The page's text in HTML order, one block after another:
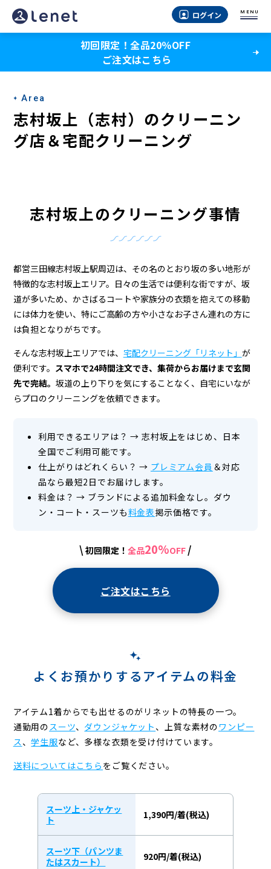
志
村
上
（志
村）
の
グ
店
＆
宅
配
ク
リ
ログイン MENU
初回限定！全品20％OFF
ご注文はこちら
Area
志村坂上（志村）のクリーニン
グ店＆宅配クリーニング
志村坂上のクリーニング事情
都営三田線志村坂上駅周辺は、その名のとおり坂の多い地形が
特徴的な志村坂上エリア。日々の生活では便利な街ですが、坂
道が多いため、かさばるコートや家族分の衣類を抱えての移動
には体力を使い、特にご高齢の方や小さなお子さん連れの方に
は負担となりがちです。
そんな志村坂上エリアでは、 宅配クリーニング「リネット」 が
便利です。 スマホで24時間注文でき、集荷からお届けまで玄関
先で完結。 坂道の上り下りを気にすることなく、自宅にいなが
らプロのクリーニングを依頼できます。
利用できるエリアは？ →志村坂上をはじめ、日本
全国でご利用可能です。
仕上がりはどれくらい？ → プレミアム会員 ＆対応
品なら最短2日でお届けします。
料金は？ → ブランドによる追加料金なし。ダウ
ン・コート・スーツも料金表掲示価格です。
\ 初回限定！ 全品20%OFF /
ご注文はこちら
よくお預かりするアイテムの料金
アイテム1着からでも出せるのがリネットの特長の一つ。
通勤用のスーツ、 ダウンジャケット 、上質な素材のワンピー
ス、学生服など、 多様な衣類を受け付けています。
送料についてはこちら をご覧ください。
スーツ上・ジャケッ
ト
1,390円/着(税込)
スーツ下（パンツま
たはスカート）
920円/着(税込)